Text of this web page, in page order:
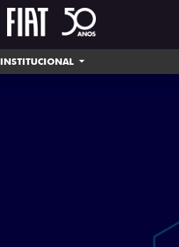
INSTITUCIONAL